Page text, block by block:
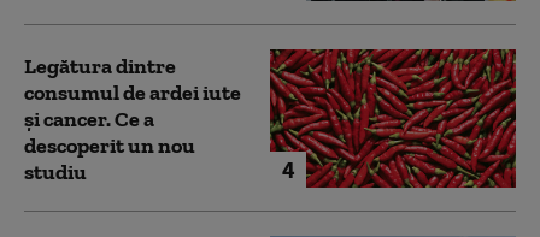
4
Legătura dintre
consumul de ardei iute
și cancer. Ce a
descoperit un nou
studiu